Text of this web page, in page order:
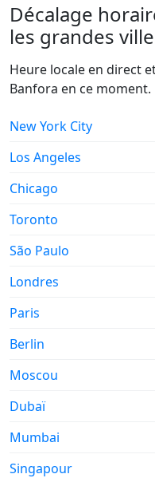
Décalage
les grandes
Heure locale en direct
Banfora en ce moment.
New York City
Los Angeles
Chicago
Toronto
São Paulo
Londres
Paris
Berlin
Moscou
Dubaï
Mumbai
Singapour